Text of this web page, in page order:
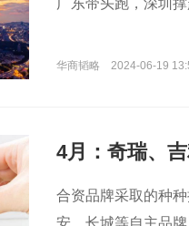
广东带头跑，深圳撑
华商韬略 2024-06-19
4月：奇瑞、
合资品牌采取的种
安、长城等自主品